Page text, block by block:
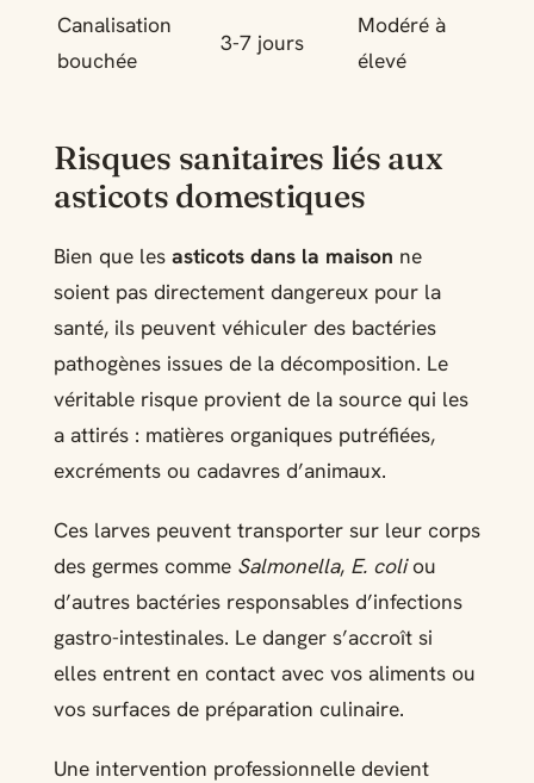
Canalisation
bouchée
3-7 jours
Modéré à
élevé
Risques sanitaires liés aux
asticots domestiques
Bien que les asticots dans la maison ne
soient pas directement dangereux pour la
santé, ils peuvent véhiculer des bactéries
pathogènes issues de la décomposition. Le
véritable risque provient de la source qui les
a attirés : matières organiques putréfiées,
excréments ou cadavres d’animaux.
Ces larves peuvent transporter sur leur corps
des germes comme Salmonella, E. coliou
d’autres bactéries responsables d’infections
gastro-intestinales. Le danger s’accroît si
elles entrent en contact avec vos aliments ou
vos surfaces de préparation culinaire.
Une intervention professionnelle devient